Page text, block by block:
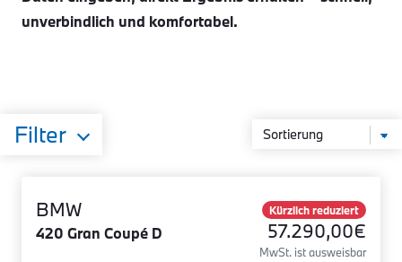
unverbindlich und komfortabel.
Filter
BMW
420 Gran Coupé D
Kürzlich reduziert
57.290,00€
MwSt. ist ausweisbar